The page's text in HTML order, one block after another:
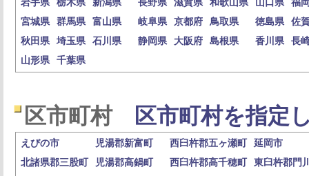
岩手県
栃木県 新潟県 長野県 滋賀県 和歌山県 山口県
福
宮城県
群馬県 富山県 岐阜県 京都府 鳥取県 徳島県
佐
秋田県
埼玉県 石川県 静岡県 大阪府 島根県 香川県
長
山形県
千葉県
区市町村 区市町村を指定
えびの市 児湯郡新富町 西臼杵郡五ヶ瀬町
延岡市
北諸県郡三股町
児湯郡高鍋町 西臼杵郡高千穂町
東臼杵郡門